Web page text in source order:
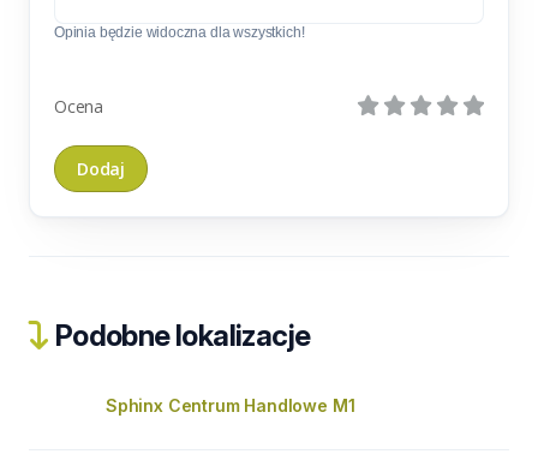
Opinia będzie widoczna dla wszystkich!
Ocena
Podobne lokalizacje
Sphinx Centrum Handlowe M1